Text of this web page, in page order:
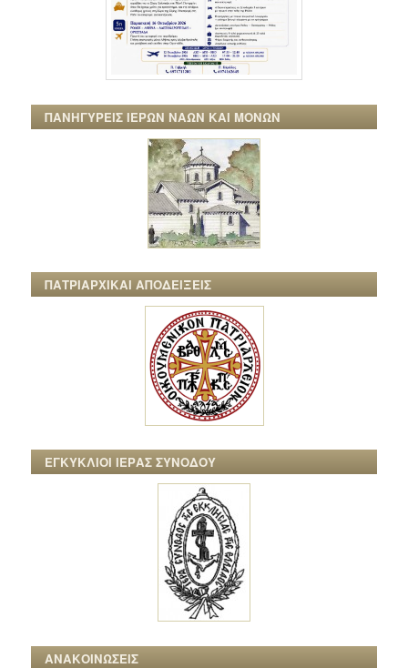
ΠΑΝΗΓΥΡΕΙΣ ΙΕΡΩΝ ΝΑΩΝ ΚΑΙ ΜΟΝΩΝ
ΠΑΤΡΙΑΡΧΙΚΑΙ ΑΠΟΔΕΙΞΕΙΣ
ΕΓΚΥΚΛΙΟΙ ΙΕΡΑΣ ΣΥΝΟΔΟΥ
ΑΝΑΚΟΙΝΩΣΕΙΣ